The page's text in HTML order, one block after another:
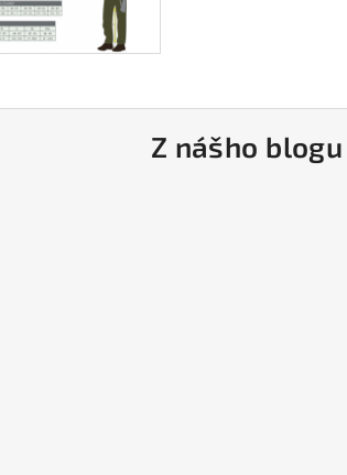
Z nášho blogu